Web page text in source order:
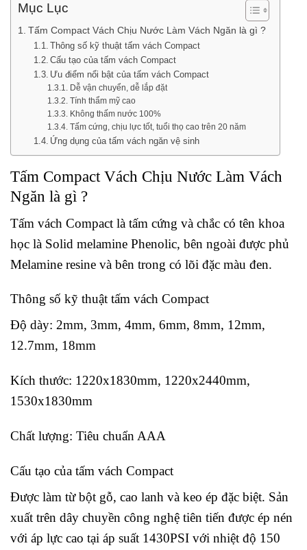
Mục Lục
Tấm Compact Vách Chịu Nước Làm Vách Ngăn là gì ?
Thông số kỹ thuật tấm vách Compact
Cấu tạo của tấm vách Compact
Ưu điểm nổi bật của tấm vách Compact
Dễ vận chuyển, dễ lắp đặt
Tính thẩm mỹ cao
Không thấm nước 100%
Tấm cứng, chịu lực tốt, tuổi thọ cao trên 20 năm
Ứng dụng của tấm vách ngăn vệ sinh
Tấm Compact Vách Chịu Nước Làm Vách
Ngăn là gì ?
Tấm vách Compact là tấm cứng và chắc có tên khoa
học là Solid melamine Phenolic, bên ngoài được phủ
Melamine resine và bên trong có lõi đặc màu đen.
Thông số kỹ thuật tấm vách Compact
Độ dày: 2mm, 3mm, 4mm, 6mm, 8mm, 12mm,
12.7mm, 18mm
Kích thước: 1220x1830mm, 1220x2440mm,
1530x1830mm
Chất lượng: Tiêu chuẩn AAA
Cấu tạo của tấm vách Compact
Được làm từ bột gỗ, cao lanh và keo ép đặc biệt. Sản
xuất trên dây chuyền công nghệ tiên tiến được ép nén
với áp lực cao tại áp suất 1430PSI với nhiệt độ 150